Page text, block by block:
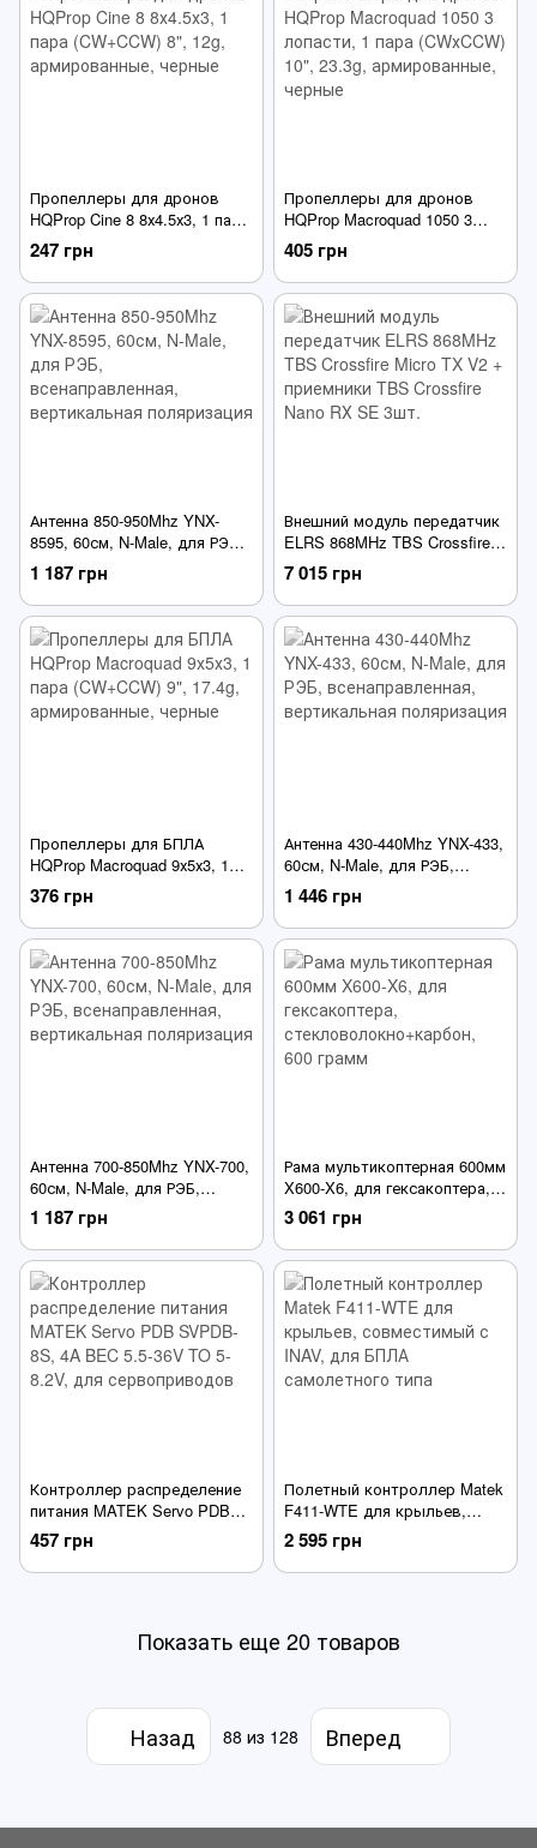
Пропеллеры для дронов
HQProp Cine 8 8х4.5х3, 1 пара
(CW+CCW) 8", 12g,
армированные, черные
247 грн
Пропеллеры для дронов
HQProp Macroquad 1050 3
лопасти, 1 пара (CWхCCW)
10", 23.3g, армированные,
черные
405 грн
Антенна 850-950Mhz YNX-
8595, 60см, N-Male, для РЭБ,
всенаправленная,
вертикальная поляризация
1 187 грн
Внешний модуль передатчик
ELRS 868MHz TBS Crossfire
Micro TX V2 + приемники TBS
Crossfire Nano RХ SE 3шт.
7 015 грн
Пропеллеры для БПЛА
HQProp Macroquad 9х5х3, 1
пара (CW+CCW) 9", 17.4g,
армированные, черные
376 грн
Антенна 430-440Mhz YNX-433,
60см, N-Male, для РЭБ,
всенаправленная,
вертикальная поляризация
1 446 грн
Антенна 700-850Mhz YNX-700,
60см, N-Male, для РЭБ,
всенаправленная,
вертикальная поляризация
1 187 грн
Рама мультикоптерная 600мм
X600-X6, для гексакоптера,
стекловолокно+карбон, 600
грамм
3 061 грн
Контроллер распределение
питания MATEK Servo PDB
SVPDB-8S, 4A BEC 5.5-36V
TO 5-8.2V, для
сервоприводов
457 грн
Полетный контроллер Matek
F411-WTE для крыльев,
совместимый с INAV, для
БПЛА самолетного типа
2 595 грн
Показать еще 20 товаров
Назад 88 из 128 Вперед